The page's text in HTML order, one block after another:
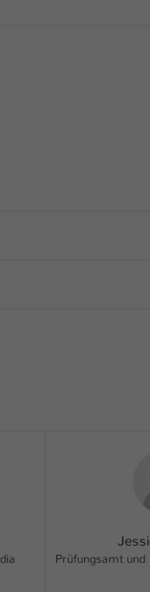
Prüfungsamt und